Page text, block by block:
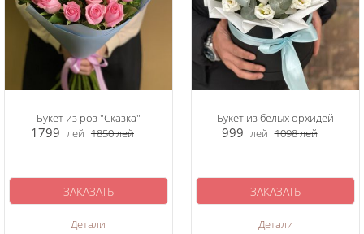
Букет из роз "Сказка"
1799 лей 1850лей
Детали
ЗАКАЗАТЬ
Букет из белых орхидей
999 лей 1098лей
Детали
ЗАКАЗАТЬ